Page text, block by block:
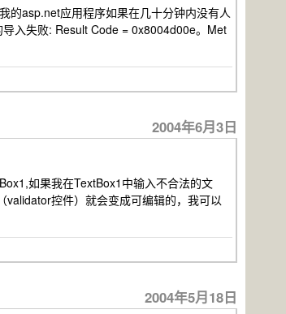
的asp.net应用程序如果在几十分钟内没有人
入失败: Result Code = 0x8004d00e。Met
2004年6月3日
如果我在TextBox1中输入不合法的文
控件）就会变成可编辑的，我可以
2004年5月18日